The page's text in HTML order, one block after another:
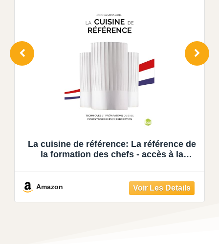
Le Goût du soleil: Recettes maison de
Méditerranée
Amazon